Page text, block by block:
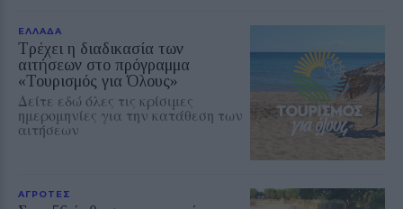
ΕΛΛΑΔΑ
Τρέχει η διαδικασία των
αιτήσεων στο πρόγραμμα
«Τουρισμός για Όλους»
Δείτε εδώ όλες τις κρίσιμες
ημερομηνίες για την κατάθεση των
αιτήσεων
ΑΓΡΟΤΕΣ